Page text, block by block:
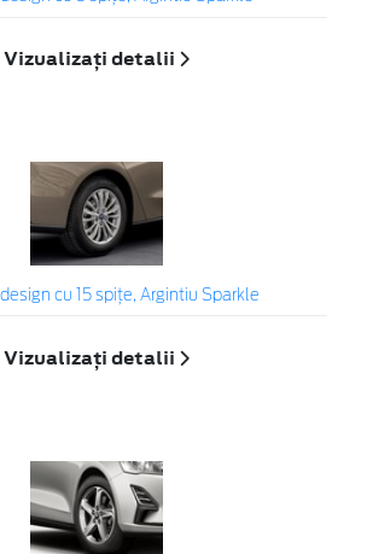
Vizualizați detalii
cu 15 spițe, Argintiu Sparkle
Vizualizați detalii